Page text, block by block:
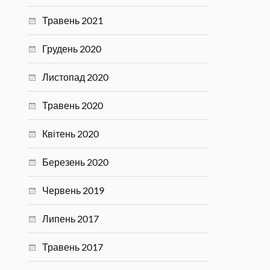
Травень 2021
Грудень 2020
Листопад 2020
Травень 2020
Квітень 2020
Березень 2020
Червень 2019
Липень 2017
Травень 2017